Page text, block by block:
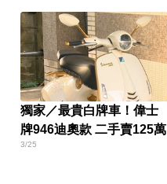
獨家／最貴白牌車！偉士
牌946迪奧款 二手賣125萬
3/25